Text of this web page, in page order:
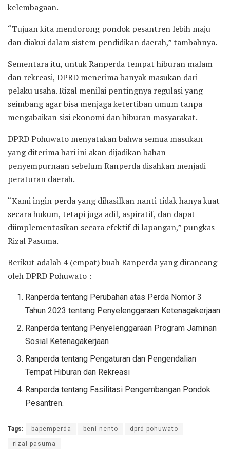
kelembagaan.
“Tujuan kita mendorong pondok pesantren lebih maju
dan diakui dalam sistem pendidikan daerah,” tambahnya.
Sementara itu, untuk Ranperda tempat hiburan malam
dan rekreasi, DPRD menerima banyak masukan dari
pelaku usaha. Rizal menilai pentingnya regulasi yang
seimbang agar bisa menjaga ketertiban umum tanpa
mengabaikan sisi ekonomi dan hiburan masyarakat.
DPRD Pohuwato menyatakan bahwa semua masukan
yang diterima hari ini akan dijadikan bahan
penyempurnaan sebelum Ranperda disahkan menjadi
peraturan daerah.
“Kami ingin perda yang dihasilkan nanti tidak hanya kuat
secara hukum, tetapi juga adil, aspiratif, dan dapat
diimplementasikan secara efektif di lapangan,” pungkas
Rizal Pasuma.
Berikut adalah 4 (empat) buah Ranperda yang dirancang
oleh DPRD Pohuwato :
Ranperda tentang Perubahan atas Perda Nomor 3
Tahun 2023 tentang Penyelenggaraan Ketenagakerjaan
Ranperda tentang Penyelenggaraan Program Jaminan
Sosial Ketenagakerjaan
Ranperda tentang Pengaturan dan Pengendalian
Tempat Hiburan dan Rekreasi
Ranperda tentang Fasilitasi Pengembangan Pondok
Pesantren.
Tags: bapemperda beni nento dprd pohuwato
rizal pasuma